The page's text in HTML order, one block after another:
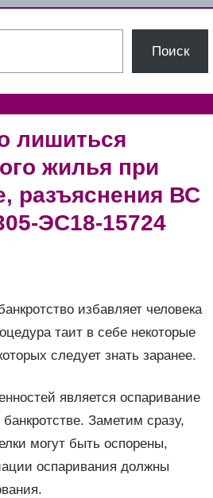
Поиск
лишиться
жилья при
разъяснения ВС
ЭС18-15724
избавляет человека
таит в себе некоторые
следует знать заранее.
является оспаривание
Заметим сразу,
могут быть оспорены,
оспаривания должны